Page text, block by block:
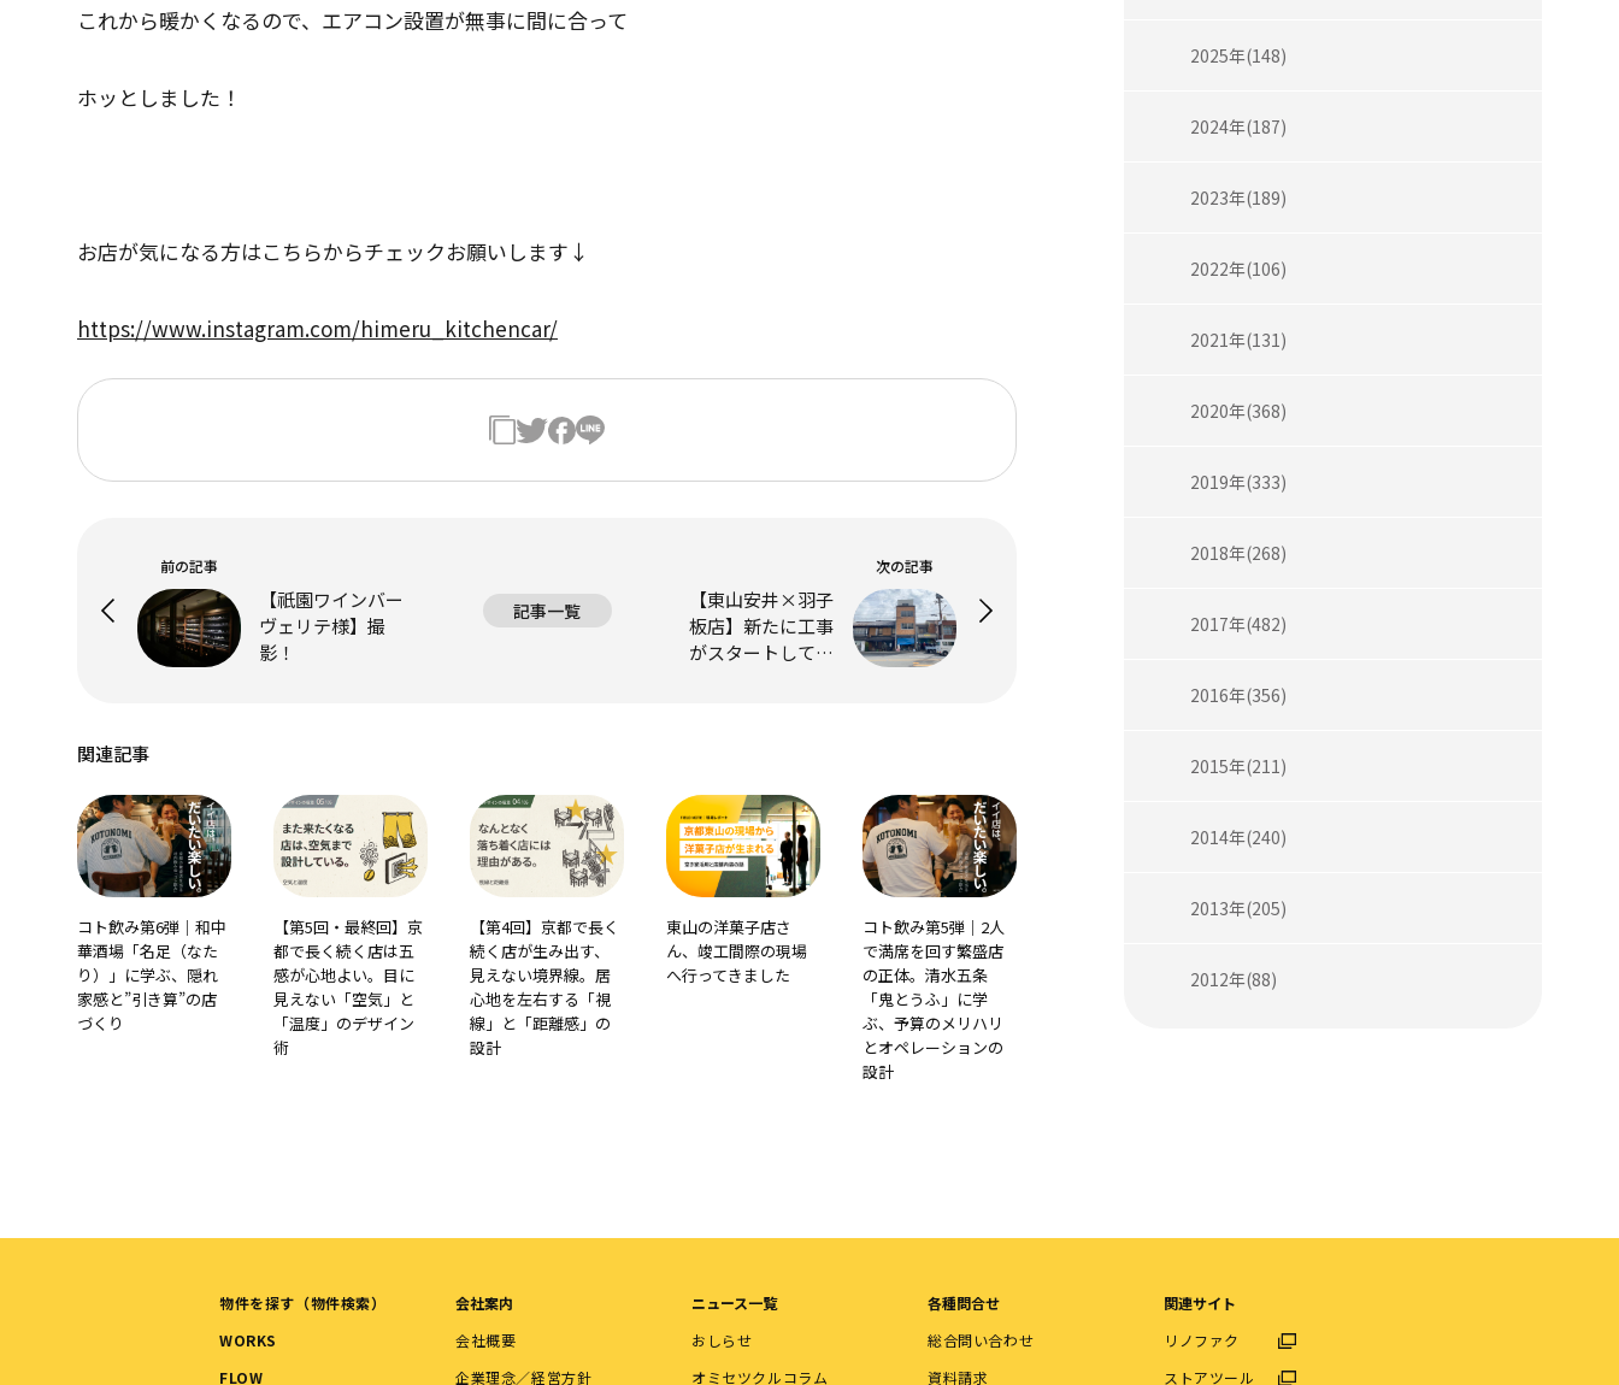
これから暖かくなるので、エアコン設置が無事に間に合って
ホッとしました！
お店が気になる方はこちらからチェックお願いします↓
https://www.instagram.com/himeru_kitchencar/
前の記事
【祇園ワインバー
ヴェリテ様】撮
影！
記事一覧
次の記事
【東山安井×羽子
板店】新たに工事
がスタートしてい
関連記事
コト飲み第6弾｜和中
華酒場「名足（なた
り）」に学ぶ、隠れ
家感と”引き算”の店
づくり
【第5回・最終回】京
都で長く続く店は五
感が心地よい。目に
見えない「空気」と
「温度」のデザイン
術
【第4回】京都で長く
続く店が生み出す、
見えない境界線。居
心地を左右する「視
線」と「距離感」の
設計
東山の洋菓子店さ
ん、竣工間際の現場
へ行ってきました
コト飲み第5弾｜2人
で満席を回す繁盛店
の正体。清水五条
「鬼とうふ」に学
ぶ、予算のメリハリ
とオペレーションの
設計
2025年(148)
2024年(187)
2023年(189)
2022年(106)
2021年(131)
2020年(368)
2019年(333)
2018年(268)
2017年(482)
2016年(356)
2015年(211)
2014年(240)
2013年(205)
2012年(88)
物件を探す（物件検索）
WORKS
FLOW
会社案内
会社概要
企業理念／経営方針
ニュース一覧
おしらせ
オミセツクルコラム
各種問合せ
総合問い合わせ
資料請求
関連サイト
リノファク
ストアツール